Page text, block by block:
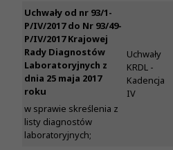
Uchwały od nr 93/1-
P/IV/2017 do Nr 93/49-
P/IV/2017 Krajowej
Rady Diagnostów
Laboratoryjnych z
dnia 25 maja 2017
roku
w sprawie skreślenia z
listy diagnostów
laboratoryjnych;
Uchwały
KRDL -
Kadencja
IV